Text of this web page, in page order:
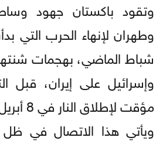
وتقود باكستان جهود
شباط الماضي، بهجمات شنتها
وإسرائيل على إيران،
مؤقت لإطلاق النار في 8 أبريل/ نيسان الماضي.
ويأتي هذا الاتصال في ظل